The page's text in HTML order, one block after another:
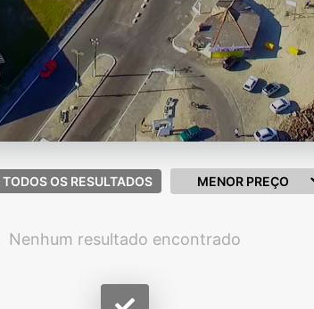
TODOS OS RESULTADOS MENOR PREÇO
Nenhum resultado encontrado